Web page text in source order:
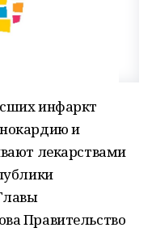
инфаркт
и
лекарствами
Правительство